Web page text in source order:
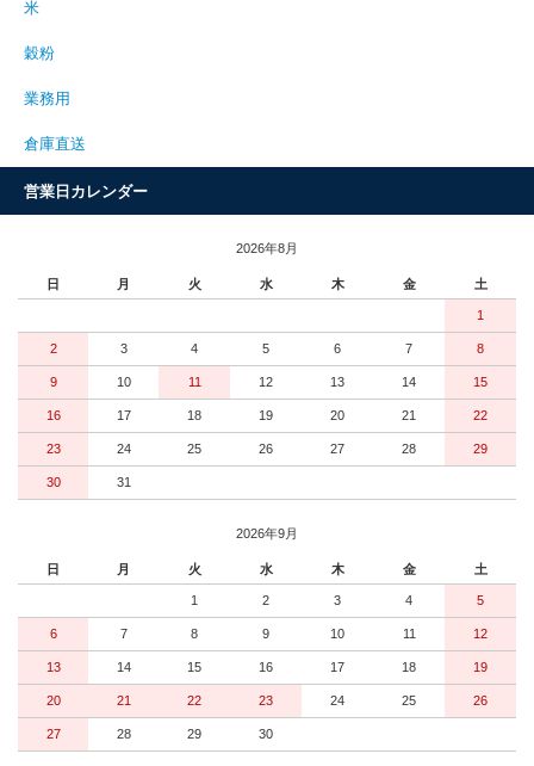
米
穀粉
業務用
倉庫直送
営業日カレンダー
2026年8月
日 月 火 水 木 金 土
1
2 3 4 5 6 7 8
9 10 11 12 13 14 15
16 17 18 19 20 21 22
23 24 25 26 27 28 29
30 31
2026年9月
日 月 火 水 木 金 土
1 2 3 4 5
6 7 8 9 10 11 12
13 14 15 16 17 18 19
20 21 22 23 24 25 26
27 28 29 30